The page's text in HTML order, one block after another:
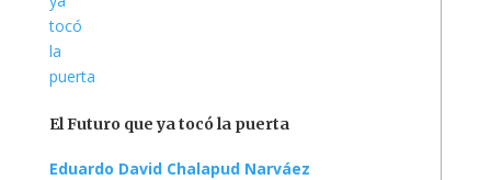
El Futuro que ya tocó la puerta
Eduardo David Chalapud Narváez